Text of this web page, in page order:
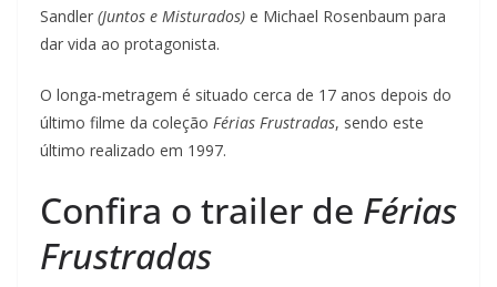
Sandler (Juntos e Misturados) e Michael Rosenbaum para
dar vida ao protagonista.
O longa-metragem é situado cerca de 17 anos depois do
último filme da coleção Férias Frustradas, sendo este
último realizado em 1997.
Confira o trailer de Férias
Frustradas